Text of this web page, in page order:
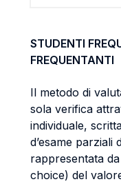
STUDENTI
FREQUENTANTI
Il metodo di
sola verifica
individuale,
d’esame
rappresentata
choice) del